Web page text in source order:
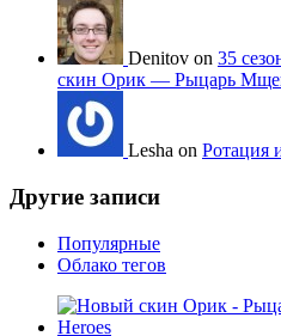
Denitov on 35
скин Орик — Рыцарь
Lesha on Ротация
Другие записи
Популярные
Облако тегов